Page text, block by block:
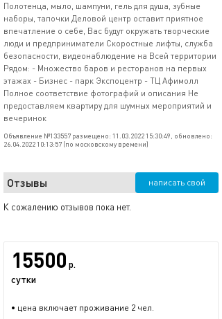
Полотенца, мыло, шампуни, гель для душа, зубные
наборы, тапочки Деловой центр оставит приятное
впечатление о себе, Вас будут окружать творческие
люди и предприниматели Скоростные лифты, служба
безопасности, видеонаблюдение на Всей территории
Рядом: - Множество баров и ресторанов на первых
этажах - Бизнес - парк Экспоцентр - ТЦ Афимолл
Полное соответствие фотографий и описания Не
предоставляем квартиру для шумных мероприятий и
вечеринок
Объявление №133557 размещено: 11.03.2022 15:30:49, обновлено:
26.04.2022 10:13:57 (по московскому времени)
Отзывы написать свой
К сожалению отзывов пока нет.
15500 р.
сутки
• цена включает проживание 2 чел.